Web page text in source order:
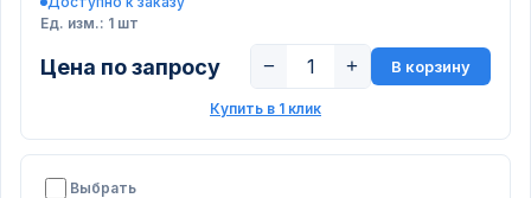
Ед. изм.: 1 шт
Цена по запросу − + В корзину
Купить в 1 клик
Выбрать